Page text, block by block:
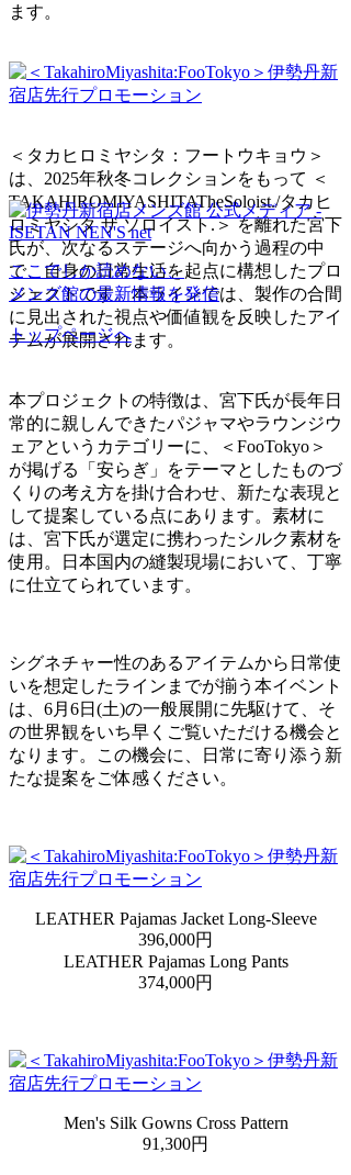
ます。
＜タカヒロミヤシタ：フートウキョウ＞
は、2025年秋冬コレクションをもって ＜
TAKAHIROMIYASHITATheSoloist./タカヒ
ロミヤシタ ザ ソロイスト.＞ を離れた宮下
氏が、次なるステージへ向かう過程の中
で、自身の日常生活を起点に構想したプロ
ジェクトです。本ラインでは、製作の合間
に見出された視点や価値観を反映したアイ
テムが展開されます。
本プロジェクトの特徴は、宮下氏が長年日
常的に親しんできたパジャマやラウンジウ
ェアというカテゴリーに、＜FooTokyo＞
が掲げる「安らぎ」をテーマとしたものづ
くりの考え方を掛け合わせ、新たな表現と
して提案している点にあります。素材に
は、宮下氏が選定に携わったシルク素材を
使用。日本国内の縫製現場において、丁寧
に仕立てられています。
シグネチャー性のあるアイテムから日常使
いを想定したラインまでが揃う本イベント
は、6月6日(土)の一般展開に先駆けて、そ
の世界観をいち早くご覧いただける機会と
なります。この機会に、日常に寄り添う新
たな提案をご体感ください。
LEATHER Pajamas Jacket Long-Sleeve
396,000円
LEATHER Pajamas Long Pants
374,000円
Men's Silk Gowns Cross Pattern
91,300円
ここでしか読めない、
メンズ館の最新情報を発信
トップページへ